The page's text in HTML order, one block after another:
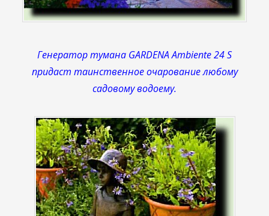
Генератор тумана GARDENA Ambiente 24 S
придаст таинственное очарование любому
садовому водоему.